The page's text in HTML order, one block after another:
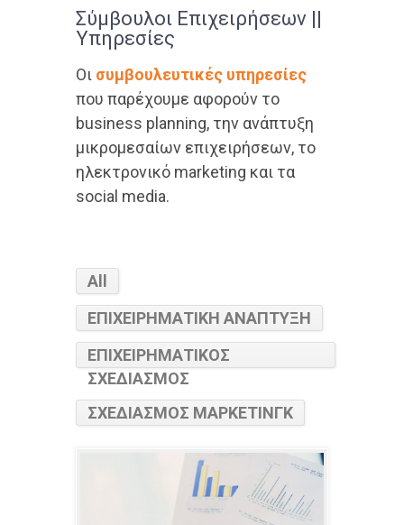
Σύμβουλοι Επιχειρήσεων ||
Υπηρεσίες
Οι συμβουλευτικές υπηρεσίες
που παρέχουμε αφορούν το
business planning, την ανάπτυξη
μικρομεσαίων επιχειρήσεων, το
ηλεκτρονικό marketing και τα
social media.
All
ΕΠΙΧΕΙΡΗΜΑΤΙΚΗ ΑΝΑΠΤΥΞΗ
ΕΠΙΧΕΙΡΗΜΑΤΙΚΟΣ
ΣΧΕΔΙΑΣΜΟΣ
ΣΧΕΔΙΑΣΜΟΣ ΜΑΡΚΕΤΙΝΓΚ